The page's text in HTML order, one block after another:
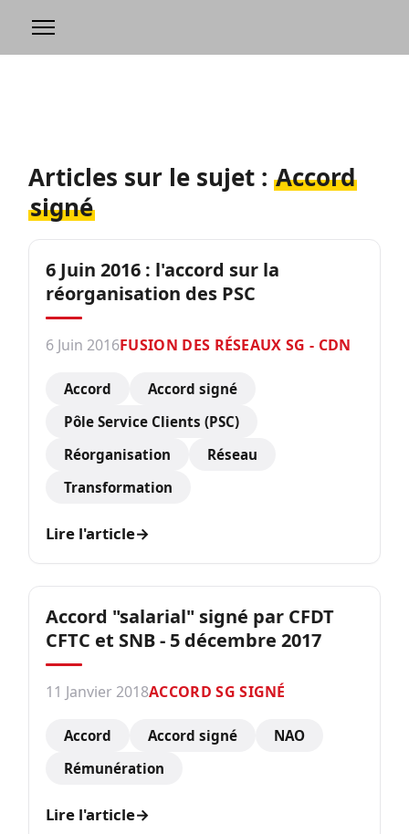
Articles sur le sujet : Accord
signé
6 Juin 2016 : l'accord sur la
réorganisation des PSC
6 Juin 2016FUSION DES RÉSEAUX SG - CDN
Accord
Accord signé
Pôle Service Clients (PSC)
Réorganisation
Réseau
Transformation
Lire l'article→
Accord "salarial" signé par CFDT
CFTC et SNB - 5 décembre 2017
11 Janvier 2018ACCORD SG SIGNÉ
Accord Accord signé
NAO
Rémunération
Lire l'article→